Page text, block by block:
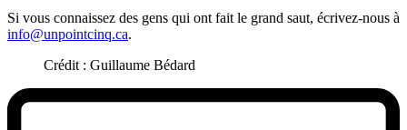
Si vous connaissez des gens qui ont fait le grand saut, écrivez-nous à
info@unpointcinq.ca.
Crédit : Guillaume Bédard